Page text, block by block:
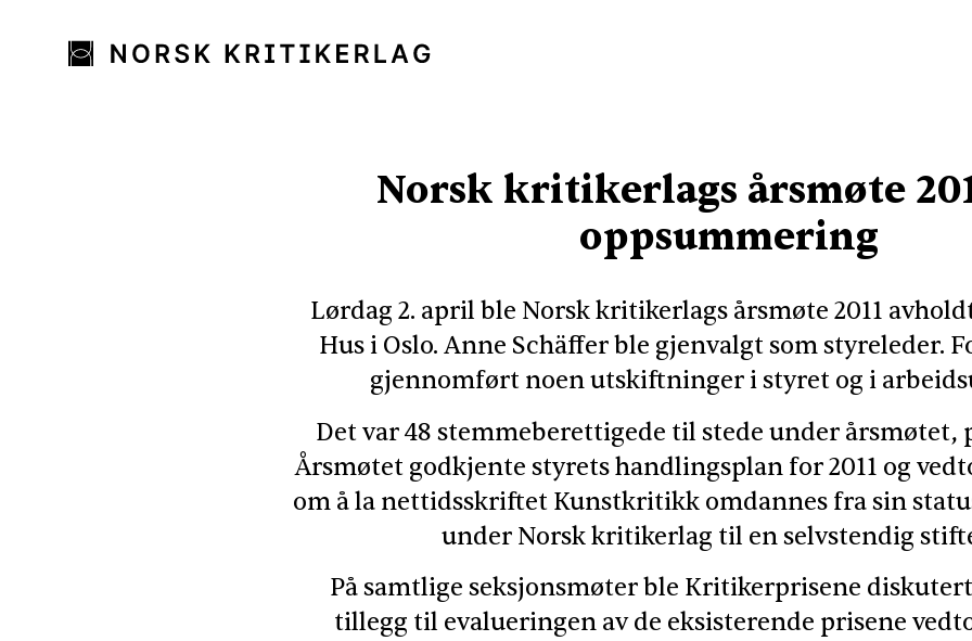
Norsk kritikerlags årsmøte
oppsummering
Lørdag 2. april ble Norsk kritikerlags årsmøte 2011
Hus i Oslo. Anne Schäffer ble gjenvalgt som styreleder.
gjennomført noen utskiftninger i styret og i
Det var 48 stemmeberettigede til stede under årsmøtet,
Årsmøtet godkjente styrets handlingsplan for 2011 og
om å la nettidsskriftet Kunstkritikk omdannes fra sin
under Norsk kritikerlag til en selvstendig
På samtlige seksjonsmøter ble Kritikerprisene
tillegg til evalueringen av de eksisterende prisene